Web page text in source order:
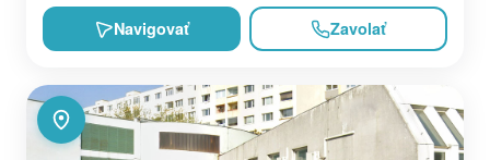
Navigovať Zavolať